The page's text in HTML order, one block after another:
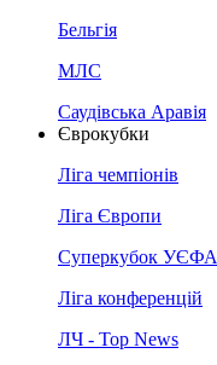
Бельгія
МЛС
Саудівська Аравія
Єврокубки
Ліга чемпіонів
Ліга Європи
Суперкубок УЄФА
Ліга конференцій
ЛЧ - Top News